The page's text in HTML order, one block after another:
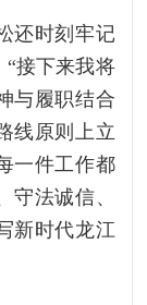
还时刻牢记
“接下来我将
与履职结合
线原则上立
一件工作都
守法诚信、
新时代龙江